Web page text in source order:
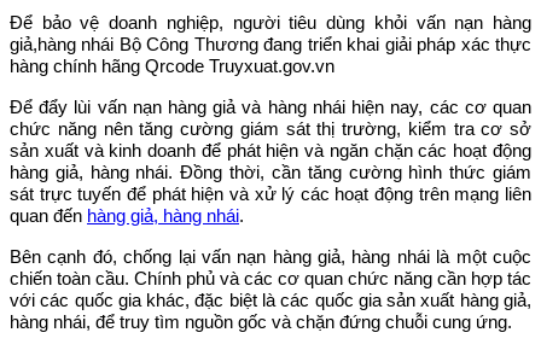
Để bảo vệ doanh nghiệp, người tiêu dùng khỏi vấn nạn hàng
giả,hàng nhái Bộ Công Thương đang triển khai giải pháp xác thực
hàng chính hãng Qrcode Truyxuat.gov.vn
Để đẩy lùi vấn nạn hàng giả và hàng nhái hiện nay, các cơ quan
chức năng nên tăng cường giám sát thị trường, kiểm tra cơ sở
sản xuất và kinh doanh để phát hiện và ngăn chặn các hoạt động
hàng giả, hàng nhái. Đồng thời, cần tăng cường hình thức giám
sát trực tuyến để phát hiện và xử lý các hoạt động trên mạng liên
quan đến hàng giả, hàng nhái.
Bên cạnh đó, chống lại vấn nạn hàng giả, hàng nhái là một cuộc
chiến toàn cầu. Chính phủ và các cơ quan chức năng cần hợp tác
với các quốc gia khác, đặc biệt là các quốc gia sản xuất hàng giả,
hàng nhái, để truy tìm nguồn gốc và chặn đứng chuỗi cung ứng.